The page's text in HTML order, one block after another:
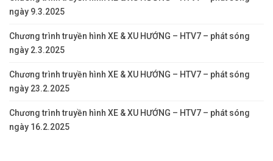
ngày 9.3.2025
Chương trình truyền hình XE & XU HƯỚNG – HTV7 – phát sóng
ngày 2.3.2025
Chương trình truyền hình XE & XU HƯỚNG – HTV7 – phát sóng
ngày 23.2.2025
Chương trình truyền hình XE & XU HƯỚNG – HTV7 – phát sóng
ngày 16.2.2025